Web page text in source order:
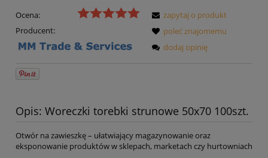
Ocena:
Producent:
zapytaj o produkt
poleć znajomemu
dodaj opinię
Opis: Woreczki torebki strunowe 50x70 100szt.
Otwór na zawieszkę – ułatwiający magazynowanie oraz
eksponowanie produktów w sklepach, marketach czy hurtowniach